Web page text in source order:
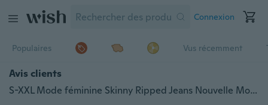
Connexion
Populaires Vus récemment
Avis clients
S-XXL Mode féminine Skinny Ripped Jeans Nouvelle Mode Femmes Baggar Pantalon Boyfriend Demin Biker Jeans